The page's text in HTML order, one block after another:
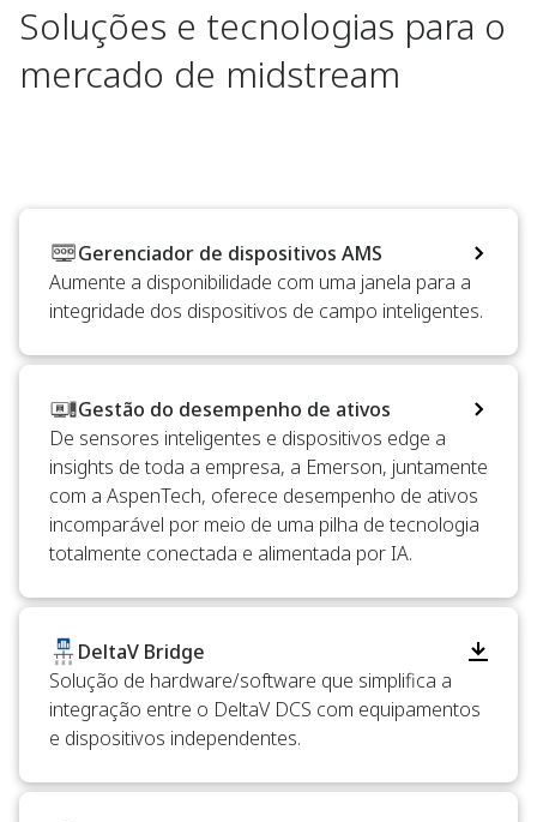
Soluções e tecnologias para o
mercado de midstream
Gerenciador de dispositivos AMS
Aumente a disponibilidade com uma janela para a
integridade dos dispositivos de campo inteligentes.
Gestão do desempenho de ativos
De sensores inteligentes e dispositivos edge a
insights de toda a empresa, a Emerson, juntamente
com a AspenTech, oferece desempenho de ativos
incomparável por meio de uma pilha de tecnologia
totalmente conectada e alimentada por IA.
DeltaV Bridge
Solução de hardware/software que simplifica a
integração entre o DeltaV DCS com equipamentos
e dispositivos independentes.